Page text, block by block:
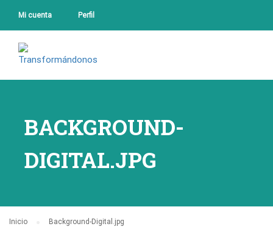
Mi cuenta Perfil
BACKGROUND-
DIGITAL.JPG
Inicio Background-Digital.jpg